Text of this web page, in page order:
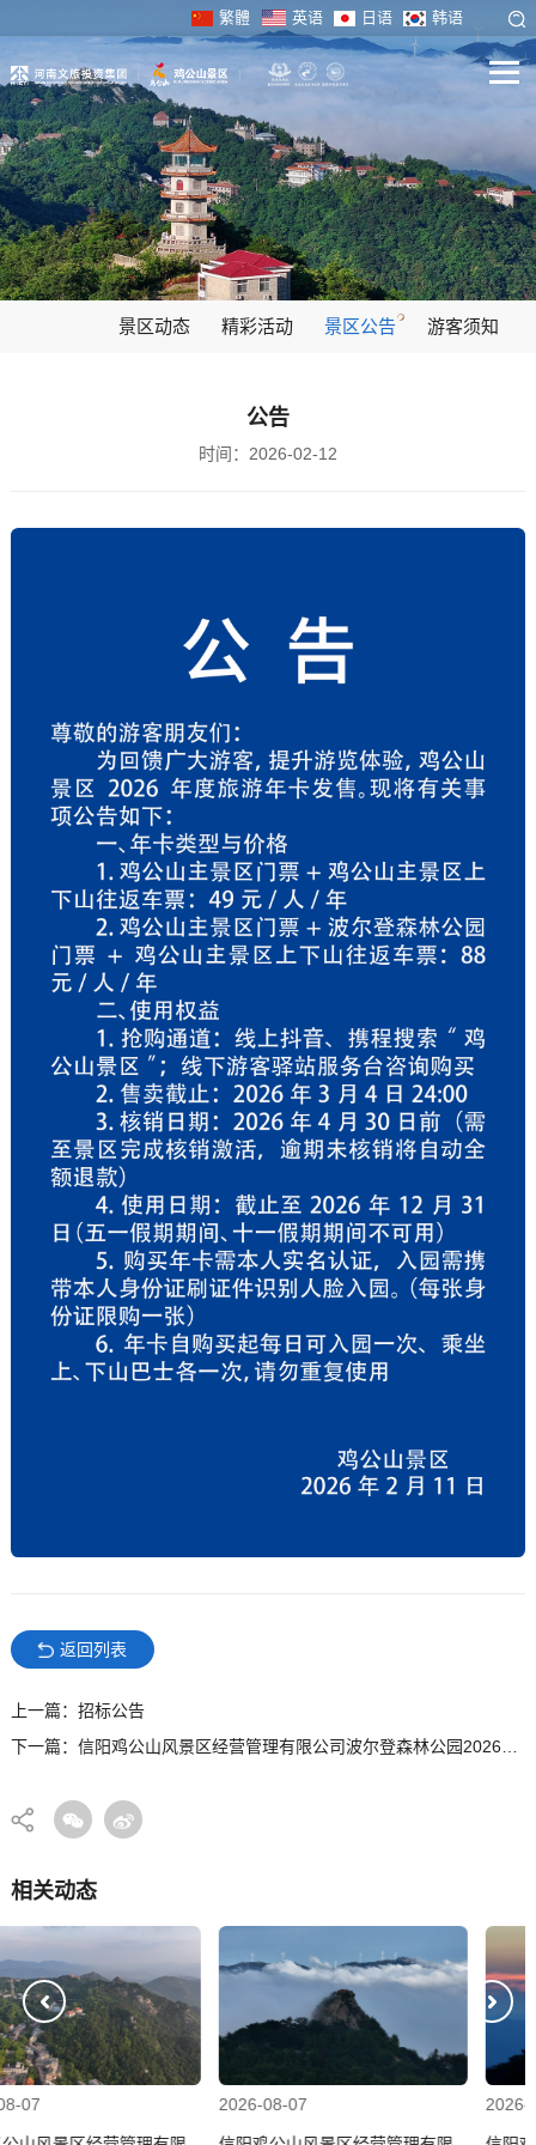
繁體 英语 日语 韩语
景区动态 精彩活动 景区公告 游客须知
公告
时间：2026-02-12
返回列表
上一篇：招标公告
相关动态
2026-08-07 2026-08-07